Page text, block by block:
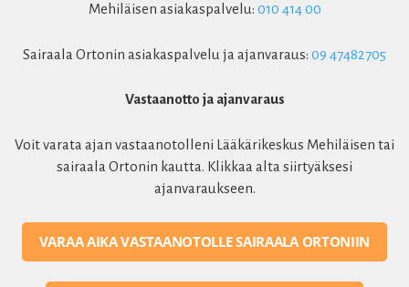
Mehiläisen asiakaspalvelu: 010 414 00
Sairaala Ortonin asiakaspalvelu ja ajanvaraus: 09 47482705
Vastaanotto ja ajanvaraus
Voit varata ajan vastaanotolleni Lääkärikeskus Mehiläisen tai
sairaala Ortonin kautta. Klikkaa alta siirtyäksesi
ajanvaraukseen.
VARAA AIKA VASTAANOTOLLE SAIRAALA ORTONIIN